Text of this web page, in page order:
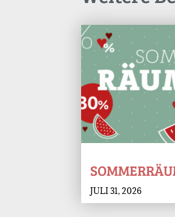
JULI 31, 2026